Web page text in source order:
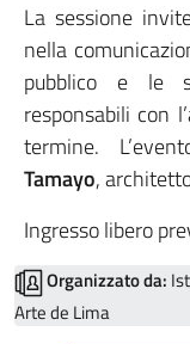
La sessione
nella
pubblico e le
responsabili con
termine.
Tamayo,
Ingresso libero
Organizzato da:
Arte de Lima